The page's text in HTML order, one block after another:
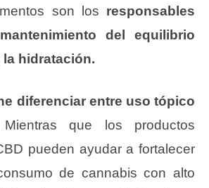
son los responsables
del equilibrio
hidratación.
diferenciar entre uso tópico
Mientras que los productos
pueden ayudar a fortalecer
de cannabis con alto